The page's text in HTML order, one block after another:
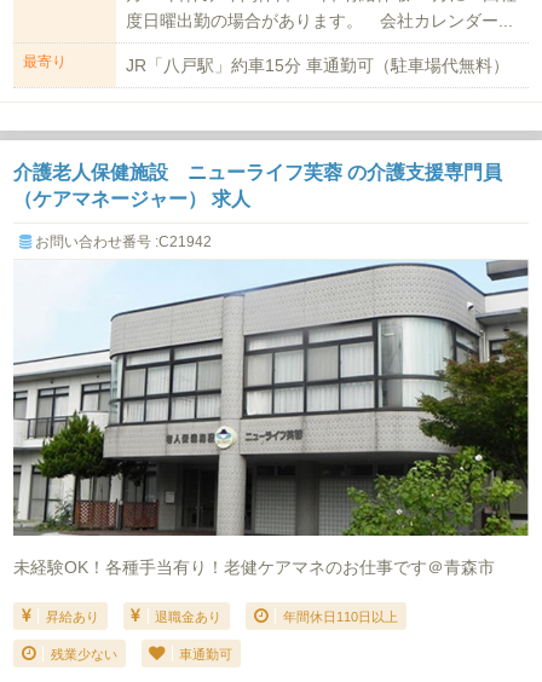
度日曜出勤の場合があります。 会社カレンダー...
最寄り JR「八戸駅」約車15分 車通勤可（駐車場代無料）
介護老人保健施設 ニューライフ芙蓉 の介護支援専門員
（ケアマネージャー） 求人
お問い合わせ番号 :C21942
未経験OK！各種手当有り！老健ケアマネのお仕事です＠青森市
昇給あり 退職金あり 年間休日110日以上
残業少ない 車通勤可